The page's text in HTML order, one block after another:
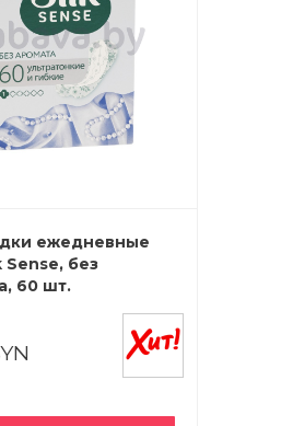
ежедневные
Sense, без
60 шт.